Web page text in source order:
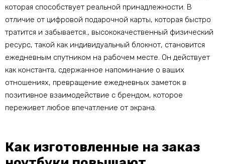
которая способствует реальной принадлежности. В
отличие от цифровой подарочной карты, которая быстро
тратится и забывается., высококачественный физический
ресурс, такой как индивидуальный блокнот, становится
ежедневным спутником на рабочем месте. Он действует
как константа, сдержанное напоминание о ваших
отношениях, превращение ежедневных заметок в
позитивное взаимодействие с брендом, которое
переживет любое впечатление от экрана.
Как изготовленные на заказ